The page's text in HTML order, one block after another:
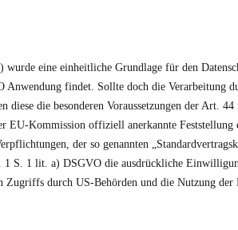
eine einheitliche Grundlage für den
findet. Sollte doch die Verarbeitung
diese die besonderen Voraussetzungen der Art.
Kommission offiziell anerkannte Feststellung
der so genannten
S. 1 lit. a) DSGVO die ausdrückliche
Zugriffs durch US-Behörden und die Nutzung der